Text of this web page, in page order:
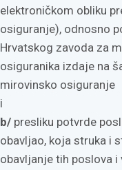
elektroničkom obliku
osiguranje), odnosno
Hrvatskog zavoda za
osiguranika izdaje na
mirovinsko osiguranje
i
b/presliku potvrde
obavljao, koja struka i
obavljanje tih poslova